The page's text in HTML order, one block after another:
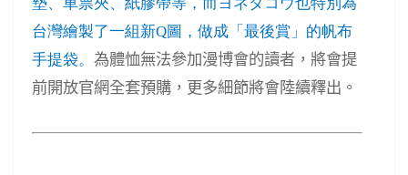
台灣繪製了一組新Q圖，做成「最後賞」的帆布
手提袋。 為體恤無法參加漫博會的讀者，將會提
前開放官網全套預購，更多細節將會陸續釋出。